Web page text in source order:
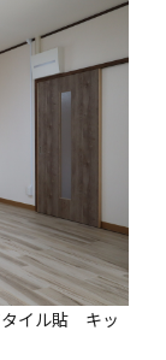
イル貼 キッ